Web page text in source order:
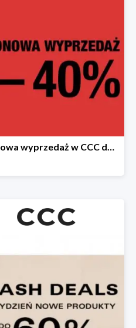
Sezonowa wyprzedaż w CCC do -40%